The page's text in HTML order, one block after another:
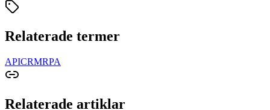
Relaterade termer
APICRMRPA
Relaterade artiklar